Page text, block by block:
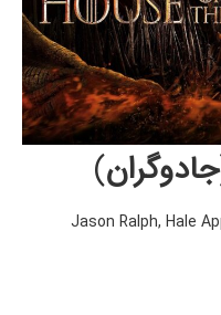
جادوگران)